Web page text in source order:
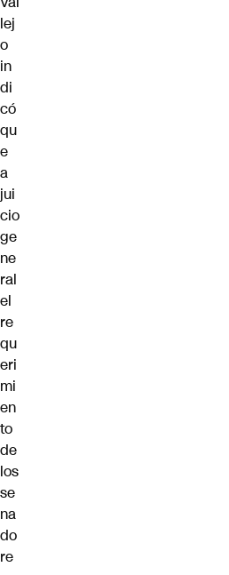
lej
o
in
di
có
qu
e
a
jui
cio
ge
ne
ral
el
re
qu
eri
mi
en
to
de
los
se
na
do
re